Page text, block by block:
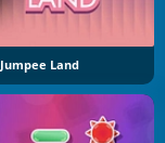
Jumpee Land